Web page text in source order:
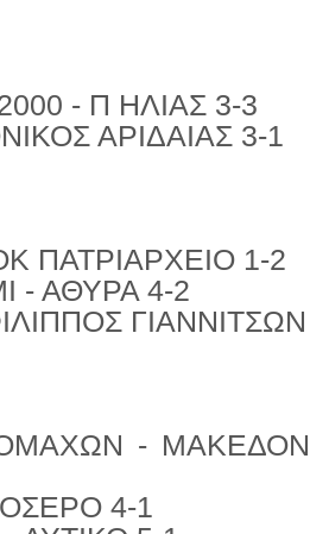
- Π ΗΛΙΑΣ 3-3
ΑΡΙΔΑΙΑΣ 3-1
ΠΑΤΡΙΑΡΧΕΙΟ 1-2
- ΑΘΥΡΑ 4-2
ΓΙΑΝΝΙΤΣΩΝ
-
4-1